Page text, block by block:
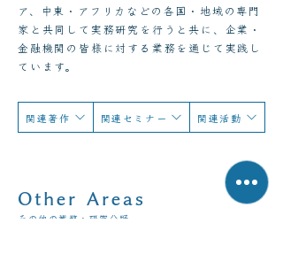
ア、中東・アフリカなどの各国・地域の専門
家と共同して実務研究を行うと共に、企業・
金融機関の皆様に対する業務を通じて実践し
ています。
関連セミナー
関連著作 関連活動
Other Areas
その他の業務・研究分野